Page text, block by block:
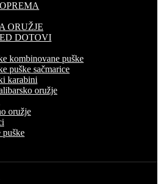
ORUŽJE
DOTOVI
kombinovane puške
puške sačmarice
karabini
oružje
oružje
puške